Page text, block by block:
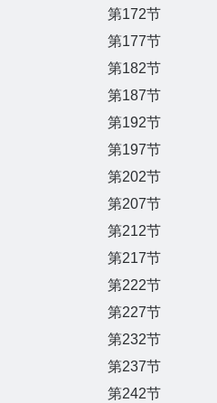
第172节
第177节
第182节
第187节
第192节
第197节
第202节
第207节
第212节
第217节
第222节
第227节
第232节
第237节
第242节